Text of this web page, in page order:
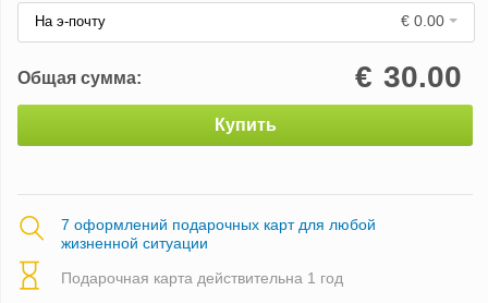
На э-почту € 0.00
Общая сумма: 30.00
€
Купить
7 оформлений подарочных карт для любой
жизненной ситуации
Подарочная карта действительна 1 год